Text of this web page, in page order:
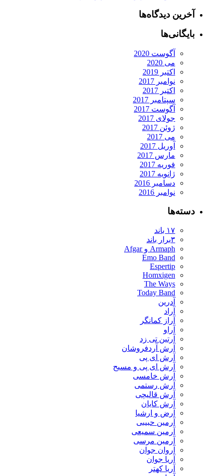
دیدگاه‌ها
آگوست 2020
سپتامبر 2017
آگوست 2017
جولای 2017
مارس 2017
دسامبر 2016
Armaph و Afgar
Emo Band
Espertip
Homxigen
The Ways
Today Band
آراز کمانگر
آرتین تی زد
آرش آردفروشان
آرش ای پی
آرش ای پی و مسیح
آرش خامسی
آرش رستمی
آرش قالیچی
آرش کایان
​آرض و ارشیا
آرمین حبیبی
آرمین سمیعی
آرمین مرسی
آروان جوان
آریا جوان
آریا کهتر